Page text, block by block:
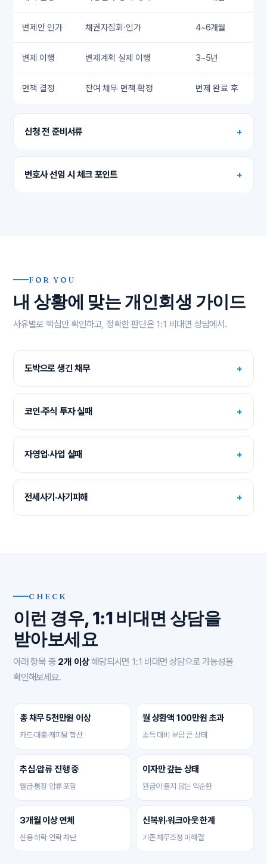
변제안 인가 채권자집회·인가 4~6개월
변제 이행 변제계획 실제 이행 3~5년
면책 결정 잔여 채무 면책 확정 변제 완료 후
신청 전 준비서류 +
변호사 선임 시 체크 포인트 +
FOR YOU
내 상황에 맞는 개인회생 가이드
사유별로 핵심만 확인하고, 정확한 판단은 1:1 비대면 상담에서.
도박으로 생긴 채무 +
코인·주식 투자 실패 +
자영업·사업 실패 +
전세사기·사기피해 +
CHECK
이런 경우, 1:1 비대면 상담을
받아보세요
아래 항목 중 2개 이상해당되시면 1:1 비대면 상담으로 가능성을
확인해보세요.
총 채무 5천만원 이상
카드·대출·캐피탈 합산
월 상환액 100만원 초과
소득 대비 부담 큰 상태
추심·압류 진행 중
월급·통장 압류 포함
이자만 갚는 상태
원금이 줄지 않는 악순환
3개월 이상 연체
신용 하락·연락 차단
신복위·워크아웃 한계
기존 채무조정 미해결